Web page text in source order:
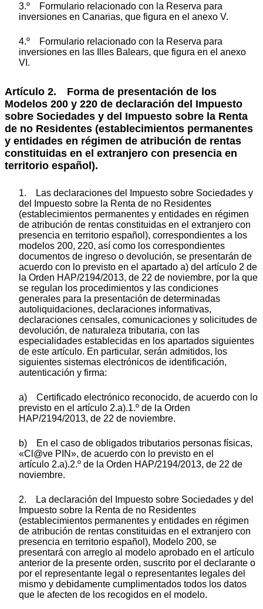
3.º Formulario relacionado con la Reserva para
inversiones en Canarias, que figura en el anexo V.
4.º Formulario relacionado con la Reserva para
inversiones en las Illes Balears, que figura en el anexo
VI.
Artículo 2. Forma de presentación de los
Modelos 200 y 220 de declaración del Impuesto
sobre Sociedades y del Impuesto sobre la Renta
de no Residentes (establecimientos permanentes
y entidades en régimen de atribución de rentas
constituidas en el extranjero con presencia en
territorio español).
1. Las declaraciones del Impuesto sobre Sociedades y
del Impuesto sobre la Renta de no Residentes
(establecimientos permanentes y entidades en régimen
de atribución de rentas constituidas en el extranjero con
presencia en territorio español), correspondientes a los
modelos 200, 220, así como los correspondientes
documentos de ingreso o devolución, se presentarán de
acuerdo con lo previsto en el apartado a) del artículo 2 de
la Orden HAP/2194/2013, de 22 de noviembre, por la que
se regulan los procedimientos y las condiciones
generales para la presentación de determinadas
autoliquidaciones, declaraciones informativas,
declaraciones censales, comunicaciones y solicitudes de
devolución, de naturaleza tributaria, con las
especialidades establecidas en los apartados siguientes
de este artículo. En particular, serán admitidos, los
siguientes sistemas electrónicos de identificación,
autenticación y firma:
a) Certificado electrónico reconocido, de acuerdo con lo
previsto en el artículo 2.a).1.º de la Orden
HAP/2194/2013, de 22 de noviembre.
b) En el caso de obligados tributarios personas físicas,
«Cl@ve PIN», de acuerdo con lo previsto en el
artículo 2.a).2.º de la Orden HAP/2194/2013, de 22 de
noviembre.
2. La declaración del Impuesto sobre Sociedades y del
Impuesto sobre la Renta de no Residentes
(establecimientos permanentes y entidades en régimen
de atribución de rentas constituidas en el extranjero con
presencia en territorio español), Modelo 200, se
presentará con arreglo al modelo aprobado en el artículo
anterior de la presente orden, suscrito por el declarante o
por el representante legal o representantes legales del
mismo y debidamente cumplimentados todos los datos
que le afecten de los recogidos en el modelo.